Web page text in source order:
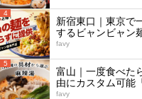
4
新宿東口｜東京で
するビャンビャン
favy
5
富山｜一度食べた
由にカスタム可能
favy